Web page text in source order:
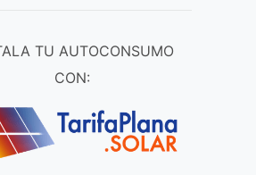
TU AUTOCONSUMO
CON: